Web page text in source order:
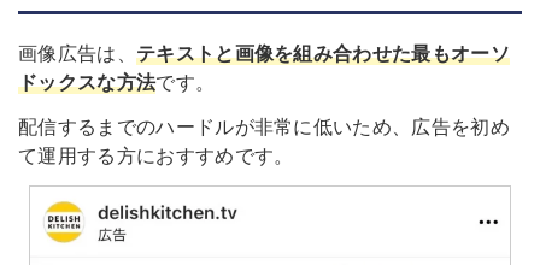
画像広告は、 テキストと画像を組み合わせた最もオーソ
ドックスな方法です。
配信するまでのハードルが非常に低いため、広告を初め
て運用する方におすすめです。